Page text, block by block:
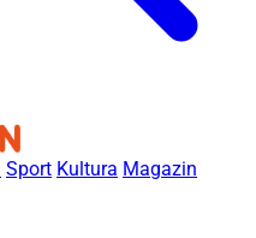
Sport Kultura Magazin